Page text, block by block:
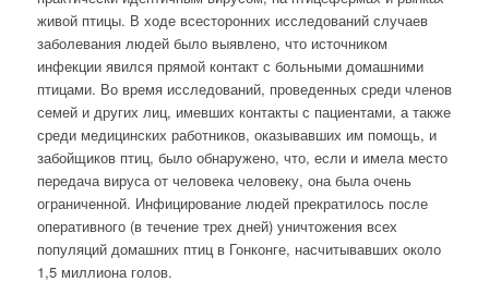
живой птицы. В ходе всесторонних исследований случаев
заболевания людей было выявлено, что источником
инфекции явился прямой контакт с больными домашними
птицами. Во время исследований, проведенных среди членов
семей и других лиц, имевших контакты с пациентами, а также
среди медицинских работников, оказывавших им помощь, и
забойщиков птиц, было обнаружено, что, если и имела место
передача вируса от человека человеку, она была очень
ограниченной. Инфицирование людей прекратилось после
оперативного (в течение трех дней) уничтожения всех
популяций домашних птиц в Гонконге, насчитывавших около
1,5 миллиона голов.